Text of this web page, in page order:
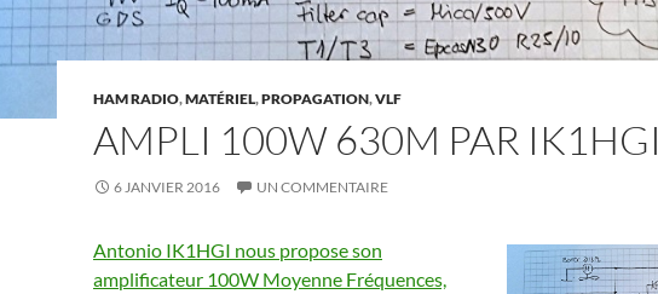
HAM RADIO,MATÉRIEL,PROPAGATION,VLF
AMPLI 100W 630M PAR IK1HGI
6 JANVIER 2016 UN COMMENTAIRE
Antonio IK1HGI nous propose son
amplificateur 100W Moyenne Fréquences,